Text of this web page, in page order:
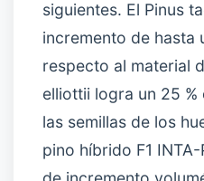
siguientes. El Pinus
incremento de hasta
respecto al material
elliottii logra un 25
las semillas de los
pino híbrido F1